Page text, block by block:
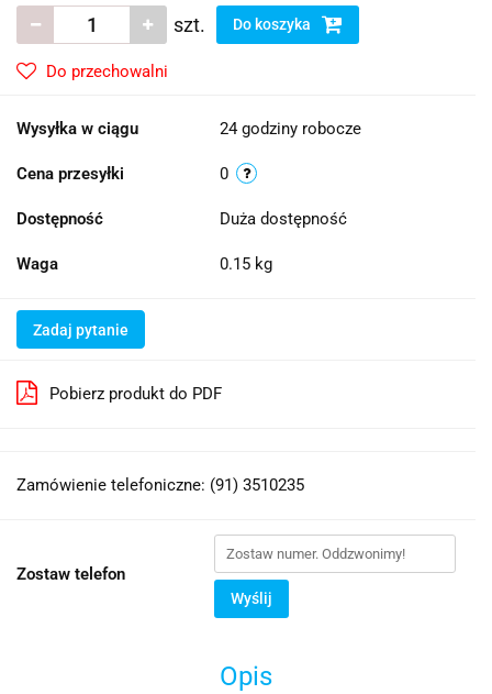
szt. Do koszyka
Do przechowalni
Wysyłka w ciągu 24 godziny robocze
Cena przesyłki 0
Dostępność Duża dostępność
Waga 0.15 kg
Zadaj pytanie
Pobierz produkt do PDF
Zamówienie telefoniczne: (91) 3510235
Zostaw telefon
Wyślij
Opis